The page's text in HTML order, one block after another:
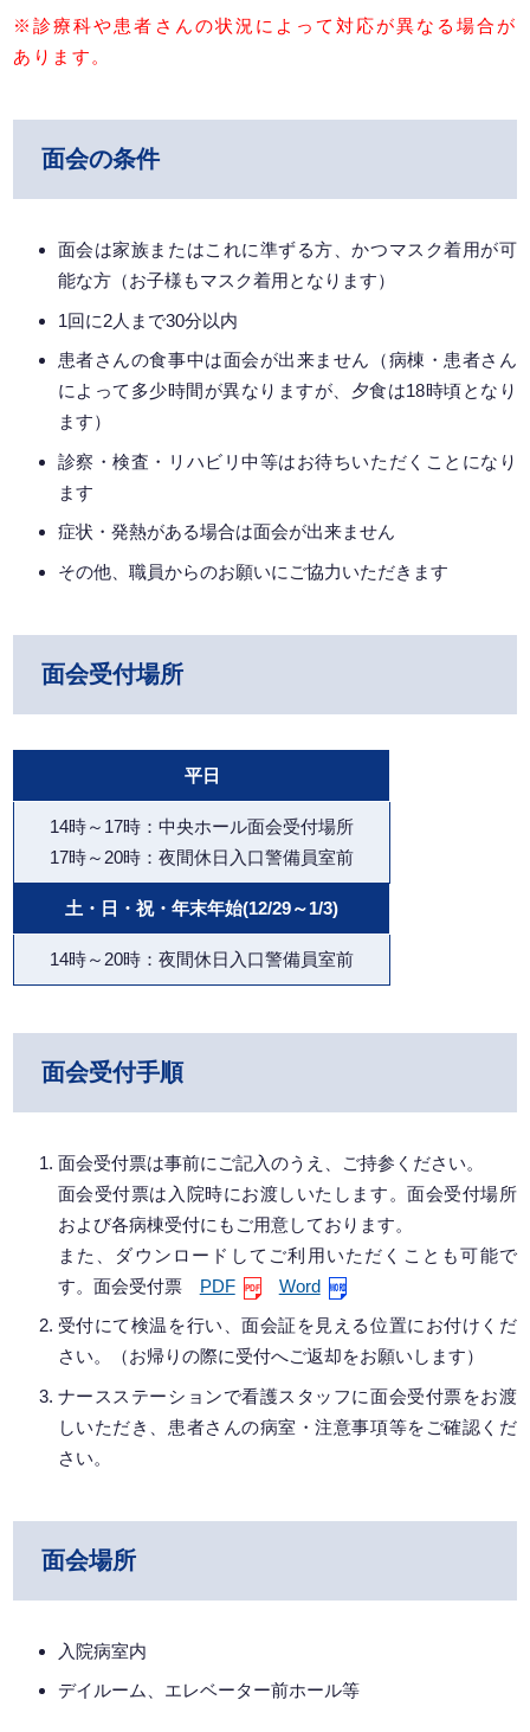
※診療科や患者さんの状況によって対応が異なる場合が
あります。
面会の条件
面会は家族またはこれに準ずる方、かつマスク着用が可
能な方（お子様もマスク着用となります）
1回に2人まで30分以内
患者さんの食事中は面会が出来ません（病棟・患者さん
によって多少時間が異なりますが、夕食は18時頃となり
ます）
診察・検査・リハビリ中等はお待ちいただくことになり
ます
症状・発熱がある場合は面会が出来ません
その他、職員からのお願いにご協力いただきます
面会受付場所
平日
14時～17時：中央ホール面会受付場所
17時～20時：夜間休日入口警備員室前
土・日・祝・年末年始(12/29～1/3)
14時～20時：夜間休日入口警備員室前
面会受付手順
面会受付票は事前にご記入のうえ、ご持参ください。
面会受付票は入院時にお渡しいたします。面会受付場所
および各病棟受付にもご用意しております。
また、ダウンロードしてご利用いただくことも可能で
す。面会受付票 PDF
Word
受付にて検温を行い、面会証を見える位置にお付けくだ
さい。（お帰りの際に受付へご返却をお願いします）
ナースステーションで看護スタッフに面会受付票をお渡
しいただき、患者さんの病室・注意事項等をご確認くだ
さい。
面会場所
入院病室内
デイルーム、エレベーター前ホール等